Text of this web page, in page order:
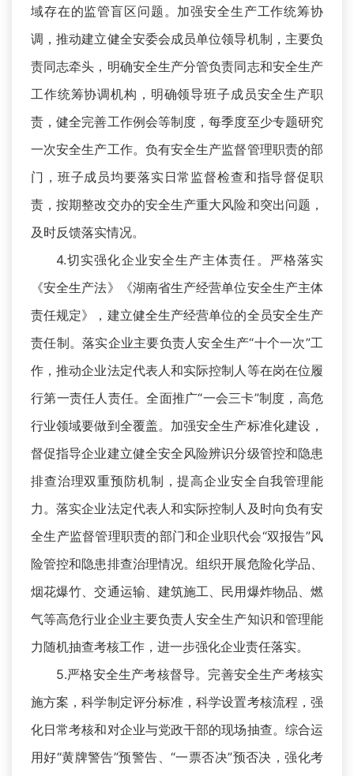
域存在的监管盲区问题。加强安全生产工作统筹协
调，推动建立健全安委会成员单位领导机制，主要负
责同志牵头，明确安全生产分管负责同志和安全生产
工作统筹协调机构，明确领导班子成员安全生产职
责，健全完善工作例会等制度，每季度至少专题研究
一次安全生产工作。负有安全生产监督管理职责的部
门，班子成员均要落实日常监督检查和指导督促职
责，按期整改交办的安全生产重大风险和突出问题，
及时反馈落实情况。
4.切实强化企业安全生产主体责任。严格落实
《安全生产法》《湖南省生产经营单位安全生产主体
责任规定》，建立健全生产经营单位的全员安全生产
责任制。落实企业主要负责人安全生产“十个一次”工
作，推动企业法定代表人和实际控制人等在岗在位履
行第一责任人责任。全面推广“一会三卡”制度，高危
行业领域要做到全覆盖。加强安全生产标准化建设，
督促指导企业建立健全安全风险辨识分级管控和隐患
排查治理双重预防机制，提高企业安全自我管理能
力。落实企业法定代表人和实际控制人及时向负有安
全生产监督管理职责的部门和企业职代会“双报告”风
险管控和隐患排查治理情况。组织开展危险化学品、
烟花爆竹、交通运输、建筑施工、民用爆炸物品、燃
气等高危行业企业主要负责人安全生产知识和管理能
力随机抽查考核工作，进一步强化企业责任落实。
5.严格安全生产考核督导。完善安全生产考核实
施方案，科学制定评分标准，科学设置考核流程，强
化日常考核和对企业与党政干部的现场抽查。综合运
用好“黄牌警告”预警告、“一票否决”预否决，强化考